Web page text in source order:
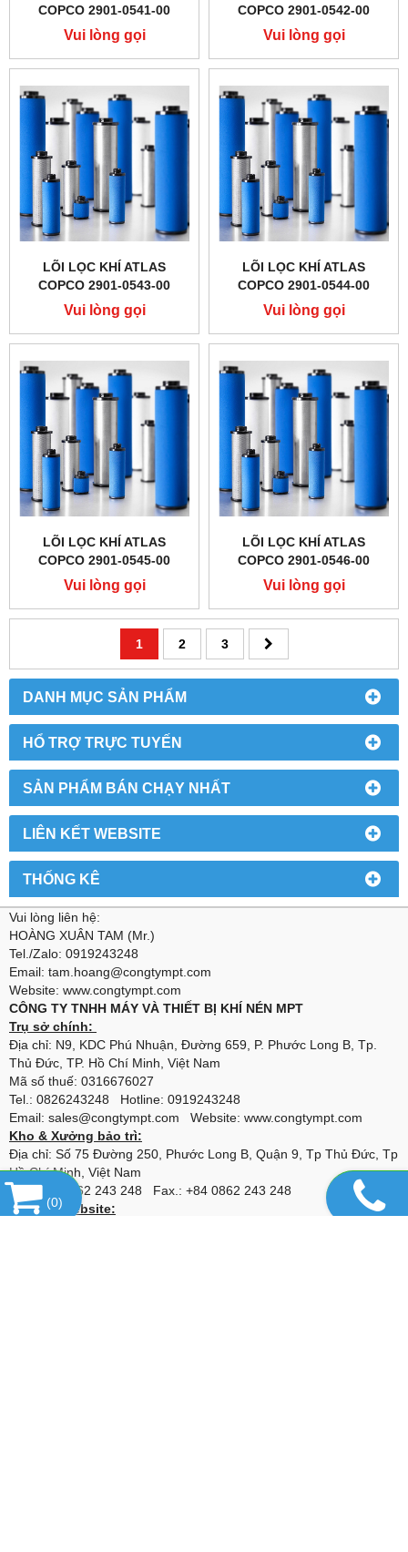
DANH MỤC SẢN PHẨM
HỔ TRỢ TRỰC TUYẾN
SẢN PHẨM BÁN CHẠY NHẤT
LIÊN KẾT WEBSITE
THỐNG KÊ
COPCO 2901-0541-00
Vui lòng gọi
COPCO 2901-0542-00
Vui lòng gọi
LÕI LỌC KHÍ ATLAS
COPCO 2901-0543-00
Vui lòng gọi
LÕI LỌC KHÍ ATLAS
COPCO 2901-0544-00
Vui lòng gọi
LÕI LỌC KHÍ ATLAS
COPCO 2901-0545-00
Vui lòng gọi
LÕI LỌC KHÍ ATLAS
COPCO 2901-0546-00
Vui lòng gọi
1 2 3
Vui lòng liên hệ:
HOÀNG XUÂN TAM (Mr.)
Tel./Zalo: 0919243248
Email: tam.hoang@congtympt.com
Website: www.congtympt.com
CÔNG TY TNHH MÁY VÀ THIẾT BỊ KHÍ NÉN MPT
Trụ sở chính:
Địa chỉ: N9, KDC Phú Nhuận, Đường 659, P. Phước Long B, Tp.
Thủ Đức, TP. Hồ Chí Minh, Việt Nam
Mã số thuế: 0316676027
Tel.: 0826243248 Hotline: 0919243248
Email: sales@congtympt.com Website: www.congtympt.com
Kho & Xưởng bảo trì:
Địa chỉ: Số 75 Đường 250, Phước Long B, Quận 9, Tp Thủ Đức, Tp
Hồ Chí Minh, Việt Nam
Tel.: +84 0862 243 248 Fax.: +84 0862 243 248
Liên kết website:
(0)